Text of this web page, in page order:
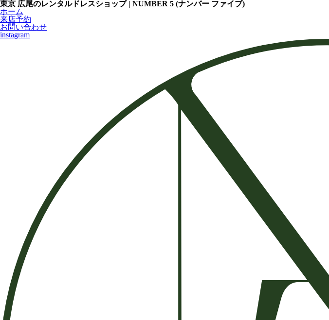
東京 広尾のレンタルドレスショップ | NUMBER 5 (ナンバー ファイブ)
ホーム
来店予約
お問い合わせ
instagram